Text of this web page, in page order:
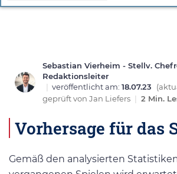
Sebastian Vierheim - Stellv.
Redaktionsleiter
| veröffentlicht am: 18.07.23
geprüft von Jan Liefers | 2 Min.
Vorhersage für das
Gemäß den analysierten